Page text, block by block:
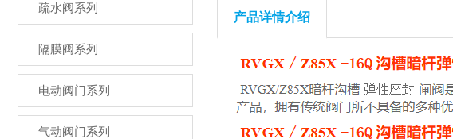
疏水阀系列
隔膜阀系列
电动阀门系列
气动阀门系列
产品详情介绍